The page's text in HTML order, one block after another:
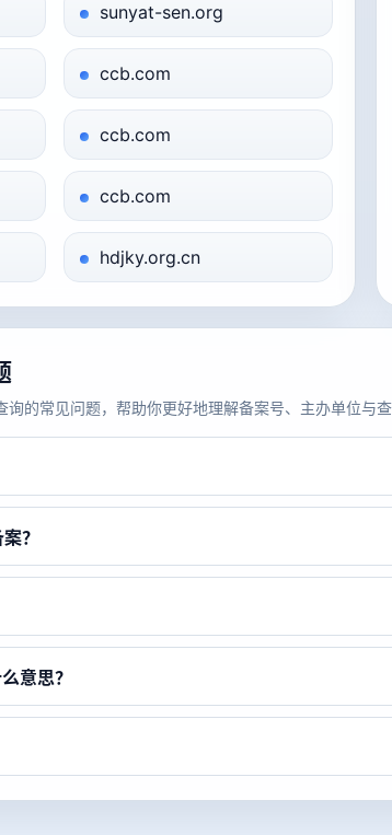
sunyat-sen.org
ccb.com
ccb.com
ccb.com
hdjky.org.cn
的常见问题，帮助你更好地理解备案号、主办单位与查
？
意思？